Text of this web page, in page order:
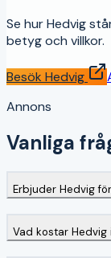
Se hurHedvig
betyg och villkor.
Besök Hedvig
Annons
Vanliga
Erbjuder Hedvig
Vad kostar Hedvig